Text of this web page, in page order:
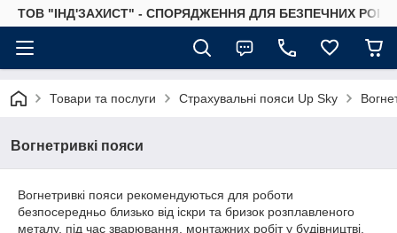
ТОВ "ІНД'ЗАХИСТ" - СПОРЯДЖЕННЯ ДЛЯ БЕЗПЕЧНИХ
Товари та послуги Страхувальні пояси Up Sky
Вогнетривкі пояси
Вогнетривкі пояси рекомендуються для роботи
безпосередньо близько від іскри та бризок розплавленого
металу, під час зварювання, монтажних робіт у будівництві,